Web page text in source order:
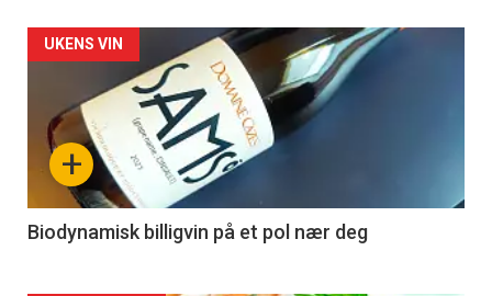
Forsiden
akkurat
nå
4
+
UKENS VIN
Biodynamisk billigvin på et pol nær deg